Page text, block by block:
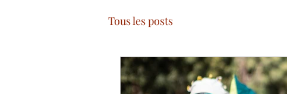
Tous les posts